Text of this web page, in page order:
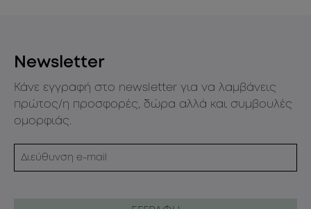
Newsletter
Κάνε εγγραφή στο newsletter για να λαμβάνεις
πρώτος/η προσφορές, δώρα αλλά και συμβουλές
ομορφιάς.